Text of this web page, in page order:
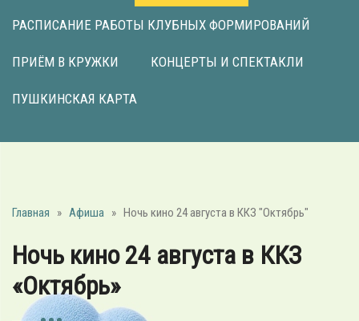
РАСПИСАНИЕ РАБОТЫ КЛУБНЫХ ФОРМИРОВАНИЙ
ПРИЁМ В КРУЖКИ КОНЦЕРТЫ И СПЕКТАКЛИ
ПУШКИНСКАЯ КАРТА
Главная » Афиша » Ночь кино 24 августа в ККЗ "Октябрь"
Ночь кино 24 августа в ККЗ
«Октябрь»